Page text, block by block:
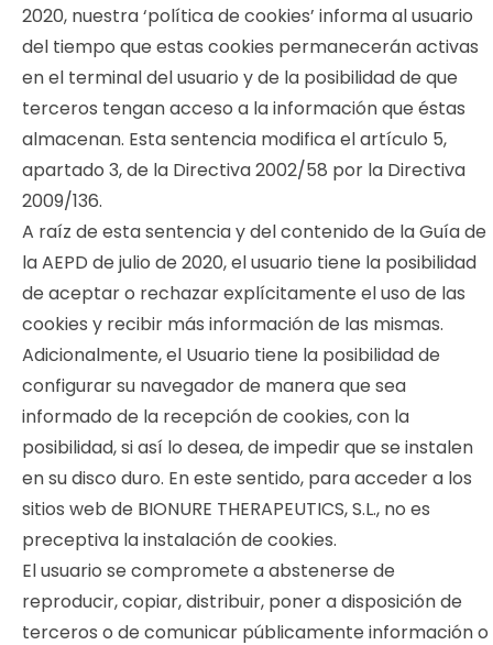
2020, nuestra ‘política de cookies’ informa al usuario
del tiempo que estas cookies permanecerán activas
en el terminal del usuario y de la posibilidad de que
terceros tengan acceso a la información que éstas
almacenan. Esta sentencia modifica el artículo 5,
apartado 3, de la Directiva 2002/58 por la Directiva
2009/136.
A raíz de esta sentencia y del contenido de la Guía de
la AEPD de julio de 2020, el usuario tiene la posibilidad
de aceptar o rechazar explícitamente el uso de las
cookies y recibir más información de las mismas.
Adicionalmente, el Usuario tiene la posibilidad de
configurar su navegador de manera que sea
informado de la recepción de cookies, con la
posibilidad, si así lo desea, de impedir que se instalen
en su disco duro. En este sentido, para acceder a los
sitios web de BIONURE THERAPEUTICS, S.L., no es
preceptiva la instalación de cookies.
El usuario se compromete a abstenerse de
reproducir, copiar, distribuir, poner a disposición de
terceros o de comunicar públicamente información o